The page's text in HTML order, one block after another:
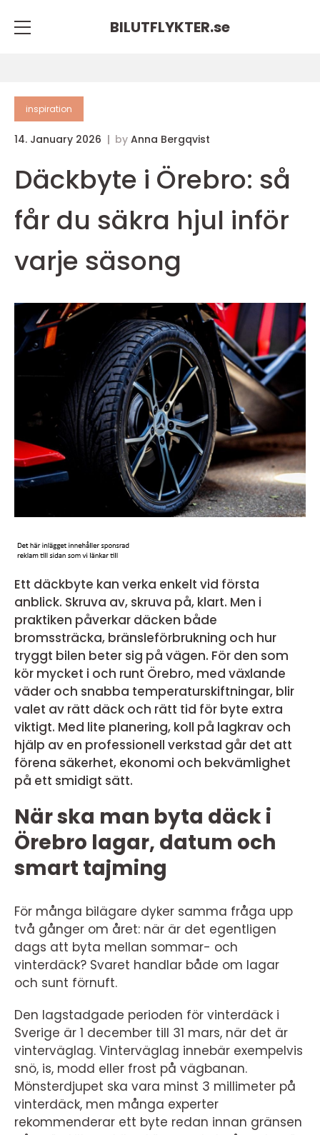
BILUTFLYKTER.se
inspiration
14. January 2026 by Anna Bergqvist
Däckbyte i Örebro: så
får du säkra hjul inför
varje säsong
Ett däckbyte kan verka enkelt vid första
anblick. Skruva av, skruva på, klart. Men i
praktiken påverkar däcken både
bromssträcka, bränsleförbrukning och hur
tryggt bilen beter sig på vägen. För den som
kör mycket i och runt Örebro, med växlande
väder och snabba temperaturskiftningar, blir
valet av rätt däck och rätt tid för byte extra
viktigt. Med lite planering, koll på lagkrav och
hjälp av en professionell verkstad går det att
förena säkerhet, ekonomi och bekvämlighet
på ett smidigt sätt.
När ska man byta däck i
Örebro lagar, datum och
smart tajming
För många bilägare dyker samma fråga upp
två gånger om året: när är det egentligen
dags att byta mellan sommar- och
vinterdäck? Svaret handlar både om lagar
och sunt förnuft.
Den lagstadgade perioden för vinterdäck i
Sverige är 1 december till 31 mars, när det är
vinterväglag. Vinterväglag innebär exempelvis
snö, is, modd eller frost på vägbanan.
Mönsterdjupet ska vara minst 3 millimeter på
vinterdäck, men många experter
rekommenderar ett byte redan innan gränsen